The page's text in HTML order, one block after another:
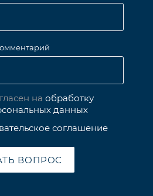
на обработку
данных
соглашение
ВОПРОС